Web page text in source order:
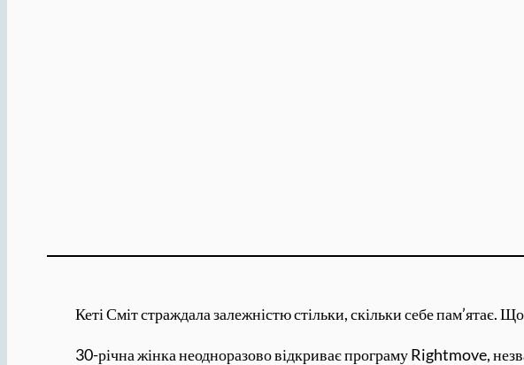
Кеті Сміт страждала залежністю стільки, скільки себе пам’ятає.
30-річна жінка неодноразово відкриває програму Rightmove,